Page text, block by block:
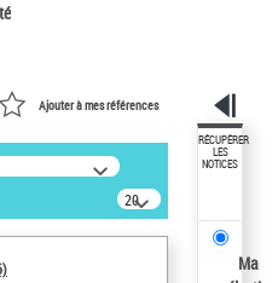
Ajouter à mes références
20
résultats/page
RÉCUPÉRER
LES
NOTICES
Ma